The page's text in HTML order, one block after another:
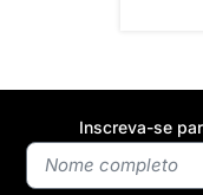
Inscreva-se